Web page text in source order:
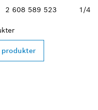
2 608 589 523 1/4
produkter